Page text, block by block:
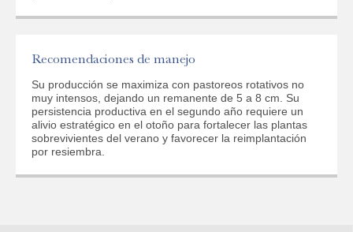
Recomendaciones de manejo
Su producción se maximiza con pastoreos rotativos no
muy intensos, dejando un remanente de 5 a 8 cm. Su
persistencia productiva en el segundo año requiere un
alivio estratégico en el otoño para fortalecer las plantas
sobrevivientes del verano y favorecer la reimplantación
por resiembra.